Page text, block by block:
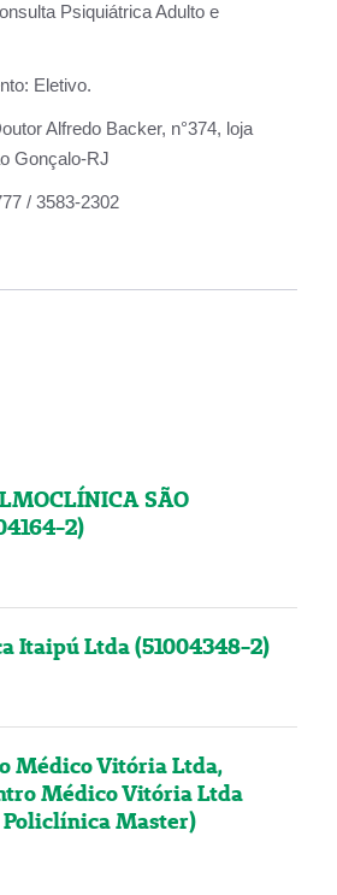
Psiquiátrica Adulto e
Eletivo.
Alfredo Backer, n°374, loja
Gonçalo-RJ
/ 3583-2302
SÃO
2)
Itaipú Ltda (51004348-2)
Médico Vitória Ltda,
Médico Vitória Ltda
Policlínica Master)